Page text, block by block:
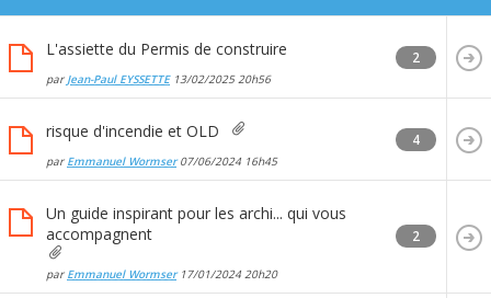
L'assiette du Permis de construire
par Jean-Paul EYSSETTE13/02/202520h56
2
risque d'incendie et OLD
par Emmanuel Wormser07/06/2024 16h45
4
Un guide inspirant pour les archi... qui vous
accompagnent
par Emmanuel Wormser17/01/2024 20h20
2